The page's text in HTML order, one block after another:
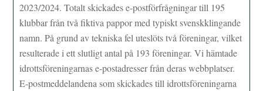
2023/2024. Totalt skickades e-postförfrågningar till 195
klubbar från två fiktiva pappor med typiskt svenskklingande
namn. På grund av tekniska fel uteslöts två föreningar, vilket
resulterade i ett slutligt antal på 193 föreningar. Vi hämtade
idrottsföreningarnas e-postadresser från deras webbplatser.
E-postmeddelandena som skickades till idrottsföreningarna